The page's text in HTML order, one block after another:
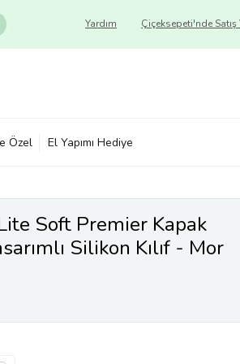
Çiçeksepeti'nde Satış
Yardım
Özel El Yapımı Hediye
Soft Premier Kapak
Silikon Kılıf - Mor